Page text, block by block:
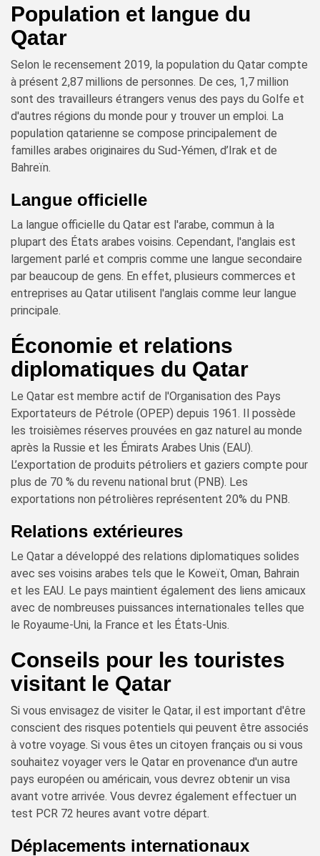
Population et langue du
Qatar
Selon le recensement 2019, la population du Qatar compte
à présent 2,87 millions de personnes. De ces, 1,7 million
sont des travailleurs étrangers venus des pays du Golfe et
d'autres régions du monde pour y trouver un emploi. La
population qatarienne se compose principalement de
familles arabes originaires du Sud-Yémen, d’Irak et de
Bahreïn.
Langue officielle
La langue officielle du Qatar est l'arabe, commun à la
plupart des États arabes voisins. Cependant, l'anglais est
largement parlé et compris comme une langue secondaire
par beaucoup de gens. En effet, plusieurs commerces et
entreprises au Qatar utilisent l'anglais comme leur langue
principale.
Économie et relations
diplomatiques du Qatar
Le Qatar est membre actif de l'Organisation des Pays
Exportateurs de Pétrole (OPEP) depuis 1961. Il possède
les troisièmes réserves prouvées en gaz naturel au monde
après la Russie et les Émirats Arabes Unis (EAU).
L’exportation de produits pétroliers et gaziers compte pour
plus de 70 % du revenu national brut (PNB). Les
exportations non pétrolières représentent 20% du PNB.
Relations extérieures
Le Qatar a développé des relations diplomatiques solides
avec ses voisins arabes tels que le Koweït, Oman, Bahrain
et les EAU. Le pays maintient également des liens amicaux
avec de nombreuses puissances internationales telles que
le Royaume-Uni, la France et les États-Unis.
Conseils pour les touristes
visitant le Qatar
Si vous envisagez de visiter le Qatar, il est important d'être
conscient des risques potentiels qui peuvent être associés
à votre voyage. Si vous êtes un citoyen français ou si vous
souhaitez voyager vers le Qatar en provenance d'un autre
pays européen ou américain, vous devrez obtenir un visa
avant votre arrivée. Vous devrez également effectuer un
test PCR 72 heures avant votre départ.
Déplacements internationaux